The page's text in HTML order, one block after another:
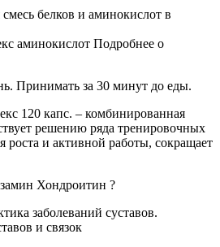
белков и аминокислот в
аминокислот Подробнее о
Принимать за 30 минут до еды.
120 капс. – комбинированная
решению ряда тренировочных
и активной работы, сокращает
Хондроитин ?
заболеваний суставов.
и связок